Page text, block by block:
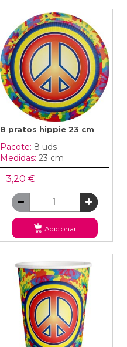
8 pratos hippie 23 cm
Pacote: 8 uds
Medidas: 23 cm
3,20 €
Adicionar